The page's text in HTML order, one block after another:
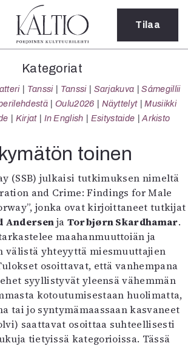
Kategoriat
Verkkoartikkeli
Teatteri
Tanssi
Sarjakuva
Sámegillii
Pääkirjoitus
Paperilehdestä
Oulu2026
Näyttelyt
Musiikki
Levyt
Kuvataide
Kirjat
In English
Esitystaide
Arkisto
Tilaa
Kategoriat
Tanssi Tanssi Sarjakuva
Sámegillii
Oulu2026 Näyttelyt
Musiikki
Kirjat In English Esitystaide Arkisto
toinen
(SSB) julkaisi tutkimuksen nimeltä
and Crime: Findings for Male
jonka ovat kirjoittaneet tutkijat
Andersenja Torbjørn Skardhamar.
maahanmuuttoiän ja
välistä yhteyyttä miesmuuttajien
osoittavat, että vanhempana
syyllistyvät yleensä vähemmän
kotoutumisestaan huolimatta,
tai jo syntymämaassaan kasvaneet
saattavat osoittaa suhteellisesti
tietyissä kategorioissa. Tässä